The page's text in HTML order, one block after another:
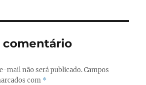
comentário
mail não será publicado. Campos
com *